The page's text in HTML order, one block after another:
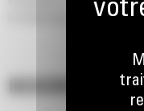
énergétique ou le bon état de
le remplissage, conserver
DESCRIPTION